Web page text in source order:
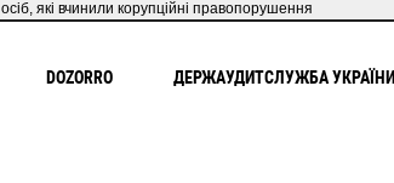
які вчинили корупційні правопорушення
DOZORRO ДЕРЖАУДИТСЛУЖБА УКРАЇНИ